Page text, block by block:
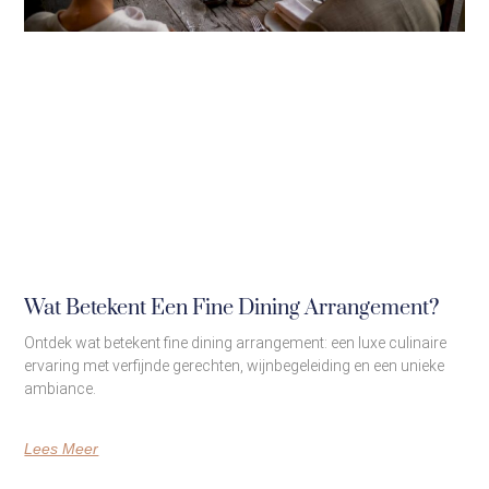
Wat Betekent Een Fine Dining Arrangement?
Ontdek wat betekent fine dining arrangement: een luxe culinaire
ervaring met verfijnde gerechten, wijnbegeleiding en een unieke
ambiance.
Lees Meer